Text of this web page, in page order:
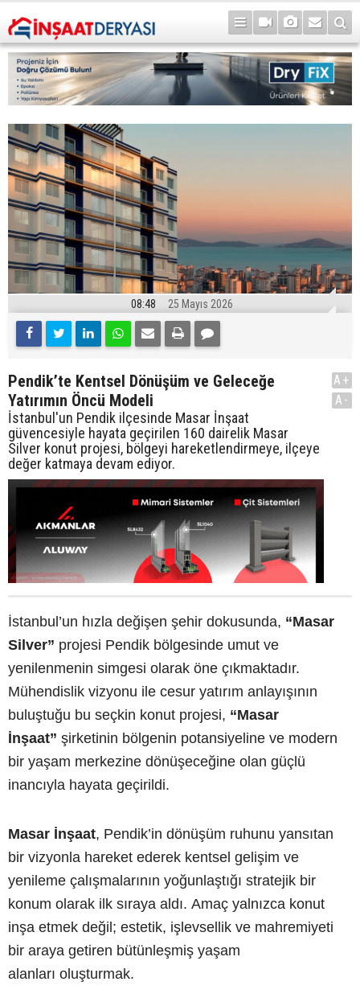
08:48 25 Mayıs 2026
Pendik’te Kentsel Dönüşüm ve Geleceğe
Yatırımın Öncü Modeli
İstanbul'un Pendik ilçesinde Masar İnşaat
güvencesiyle hayata geçirilen 160 dairelik Masar
Silver konut projesi, bölgeyi hareketlendirmeye, ilçeye
değer katmaya devam ediyor.
A+
A-
İstanbul’un hızla değişen şehir dokusunda, “Masar
Silver” projesi Pendik bölgesinde umut ve
yenilenmenin simgesi olarak öne çıkmaktadır.
Mühendislik vizyonu ile cesur yatırım anlayışının
buluştuğu bu seçkin konut projesi, “Masar
İnşaat” şirketinin bölgenin potansiyeline ve modern
bir yaşam merkezine dönüşeceğine olan güçlü
inancıyla hayata geçirildi.
Masar İnşaat, Pendik’in dönüşüm ruhunu yansıtan
bir vizyonla hareket ederek kentsel gelişim ve
yenileme çalışmalarının yoğunlaştığı stratejik bir
konum olarak ilk sıraya aldı. Amaç yalnızca konut
inşa etmek değil; estetik, işlevsellik ve mahremiyeti
bir araya getiren bütünleşmiş yaşam
alanları oluşturmak.